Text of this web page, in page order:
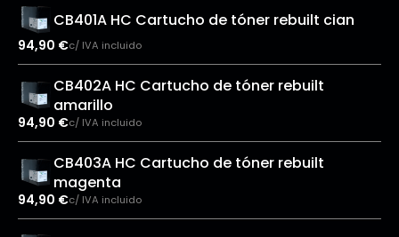
CB401A HC Cartucho de tóner rebuilt cian
94,90 €c/ IVA incluido
CB402A HC Cartucho de tóner rebuilt
amarillo
94,90 €c/ IVA incluido
CB403A HC Cartucho de tóner rebuilt
magenta
94,90 €c/ IVA incluido